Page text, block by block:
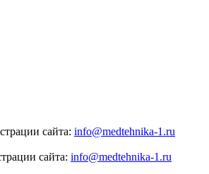
сайта: info@medtehnika-1.ru
сайта: info@medtehnika-1.ru